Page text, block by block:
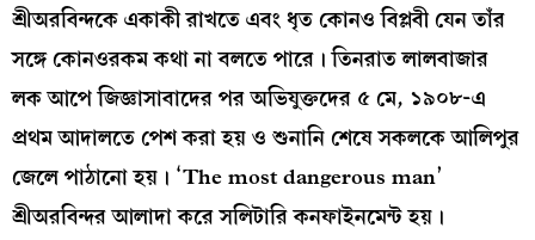
শ্রীঅরবিন্দকে একাকী রাখতে এবং ধৃত কোনও বিপ্লবী যেন তাঁর
সঙ্গে কোনওরকম কথা না বলতে পারে। তিনরাত লালবাজার
লক আপে জিজ্ঞাসাবাদের পর অভিযুক্তদের ৫ মে, ১৯০৮-এ
প্রথম আদালতে পেশ করা হয় ও শুনানি শেষে সকলকে আলিপুর
জেলে পাঠানো হয়। ‘The most dangerous man’
শ্রীঅরবিন্দর আলাদা করে সলিটারি কনফাইনমেন্ট হয়।